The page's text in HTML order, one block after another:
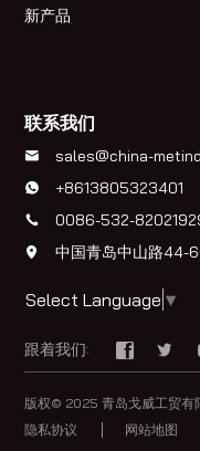
新产品
Select Language ▼
联系我们
sales@china-
+8613805323401
0086-532-
中国青岛中山路44-
跟着我们:
版权© 2025 青岛戈威工贸有
隐私协议
网站地图